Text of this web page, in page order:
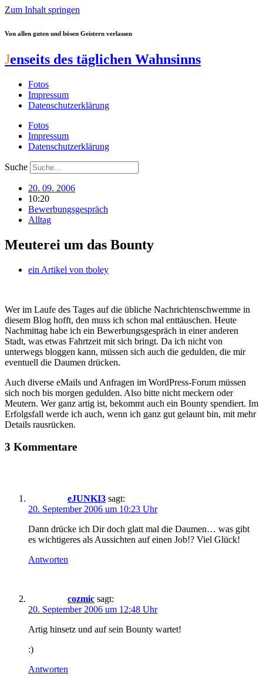
Zum Inhalt springen
Von allen guten und bösen Geistern verlassen
Jenseits des täglichen Wahnsinns
Fotos
Impressum
Datenschutzerklärung
Fotos
Impressum
Datenschutzerklärung
Suche
20. 09. 2006
10:20
Bewerbungsgespräch
Alltag
Meuterei um das Bounty
ein Artikel von tboley
Wer im Laufe des Tages auf die übliche Nachrichtenschwemme in
diesem Blog hofft, den muss ich schon mal enttäuschen. Heute
Nachmittag habe ich ein Bewerbungsgespräch in einer anderen
Stadt, was etwas Fahrtzeit mit sich bringt. Da ich nicht von
unterwegs bloggen kann, müssen sich auch die gedulden, die mir
eventuell die Daumen drücken.
Auch diverse eMails und Anfragen im WordPress-Forum müssen
sich noch bis morgen gedulden. Also bitte nicht meckern oder
Meutern. Wer ganz artig ist, bekommt auch ein Bounty spendiert. Im
Erfolgsfall werde ich auch, wenn ich ganz gut gelaunt bin, mit mehr
Details rausrücken.
3 Kommentare
eJUNKI3 sagt:
20. September 2006 um 10:23 Uhr
Dann drücke ich Dir doch glatt mal die Daumen… was gibt
es wichtigeres als Aussichten auf einen Job!? Viel Glück!
Antworten
cozmic sagt:
20. September 2006 um 12:48 Uhr
Artig hinsetz und auf sein Bounty wartet!
:)
Antworten